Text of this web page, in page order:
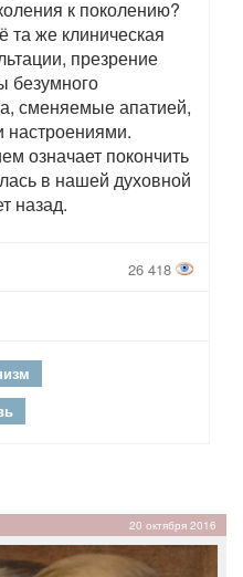
к поколению?
та же клиническая
презрение
безумного
сменяемые апатией,
означает покончить
в нашей духовной
назад.
26 418
20 октября 2016